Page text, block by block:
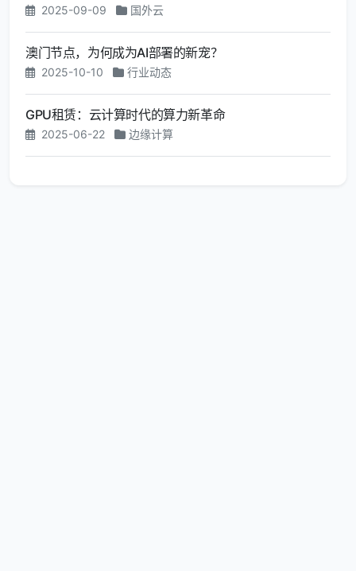
2025-09-09 国外云
澳门节点，为何成为AI部署的新宠？
2025-10-10 行业动态
GPU租赁：云计算时代的算力新革命
2025-06-22 边缘计算